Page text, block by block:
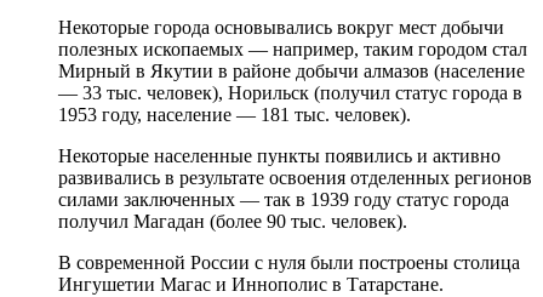
Некоторые города основывались вокруг мест добычи
полезных ископаемых — например, таким городом стал
Мирный в Якутии в районе добычи алмазов (население
— 33 тыс. человек), Норильск (получил статус города в
1953 году, население — 181 тыс. человек).
Некоторые населенные пункты появились и активно
развивались в результате освоения отделенных регионов
силами заключенных — так в 1939 году статус города
получил Магадан (более 90 тыс. человек).
В современной России с нуля были построены столица
Ингушетии Магас и Иннополис в Татарстане.